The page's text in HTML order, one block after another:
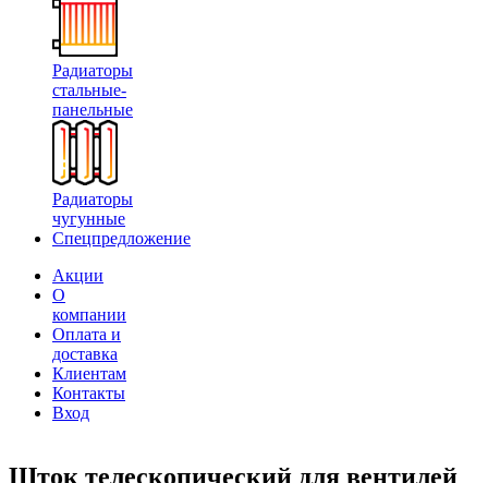
Радиаторы
стальные-
панельные
Радиаторы
чугунные
Спецпредложение
Акции
О
компании
Оплата и
доставка
Клиентам
Контакты
Вход
Шток телескопический для вентилей